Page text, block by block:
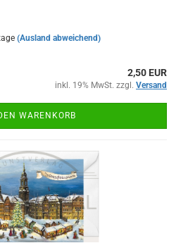
(Ausland abweichend)
2,50 EUR
inkl. 19% MwSt. zzgl. Versand
WARENKORB